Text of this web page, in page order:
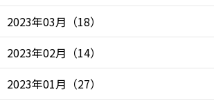
2023年03月 （18）
2023年02月 （14）
2023年01月 （27）